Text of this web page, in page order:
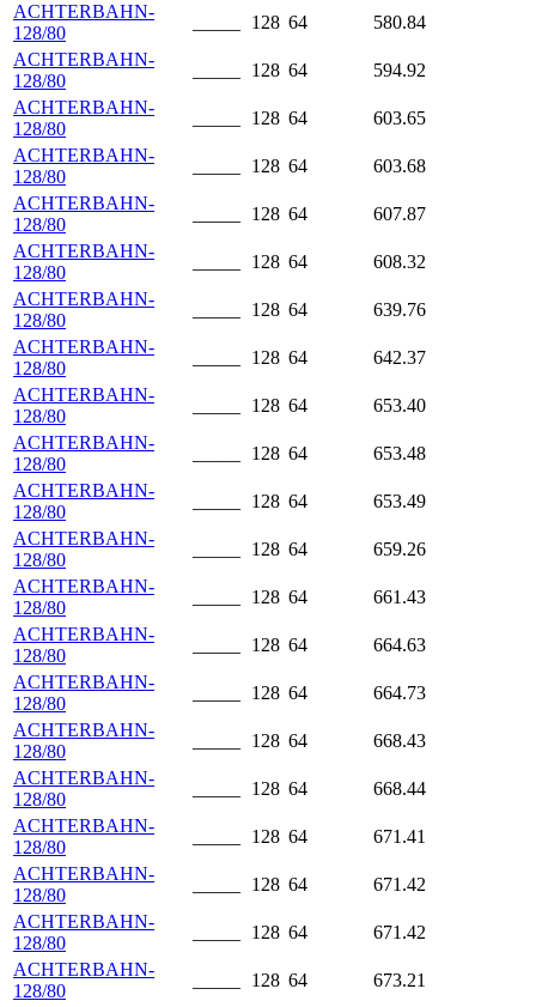
ACHTERBAHN-
128/80
128 64
580.84
ACHTERBAHN-
128/80
128 64
594.92
ACHTERBAHN-
128/80
128 64
603.65
ACHTERBAHN-
128/80
128 64
603.68
ACHTERBAHN-
128/80
128 64
607.87
ACHTERBAHN-
128/80
128 64
608.32
ACHTERBAHN-
128/80
128 64
639.76
ACHTERBAHN-
128/80
128 64
642.37
ACHTERBAHN-
128/80
128 64
653.40
ACHTERBAHN-
128/80
128 64
653.48
ACHTERBAHN-
128/80
128 64
653.49
ACHTERBAHN-
128/80
128 64
659.26
ACHTERBAHN-
128/80
128 64
661.43
ACHTERBAHN-
128/80
128 64
664.63
ACHTERBAHN-
128/80
128 64
664.73
ACHTERBAHN-
128/80
128 64
668.43
ACHTERBAHN-
128/80
128 64
668.44
ACHTERBAHN-
128/80
128 64
671.41
ACHTERBAHN-
128/80
128 64
671.42
ACHTERBAHN-
128/80
128 64
671.42
ACHTERBAHN-
128/80
128 64
673.21